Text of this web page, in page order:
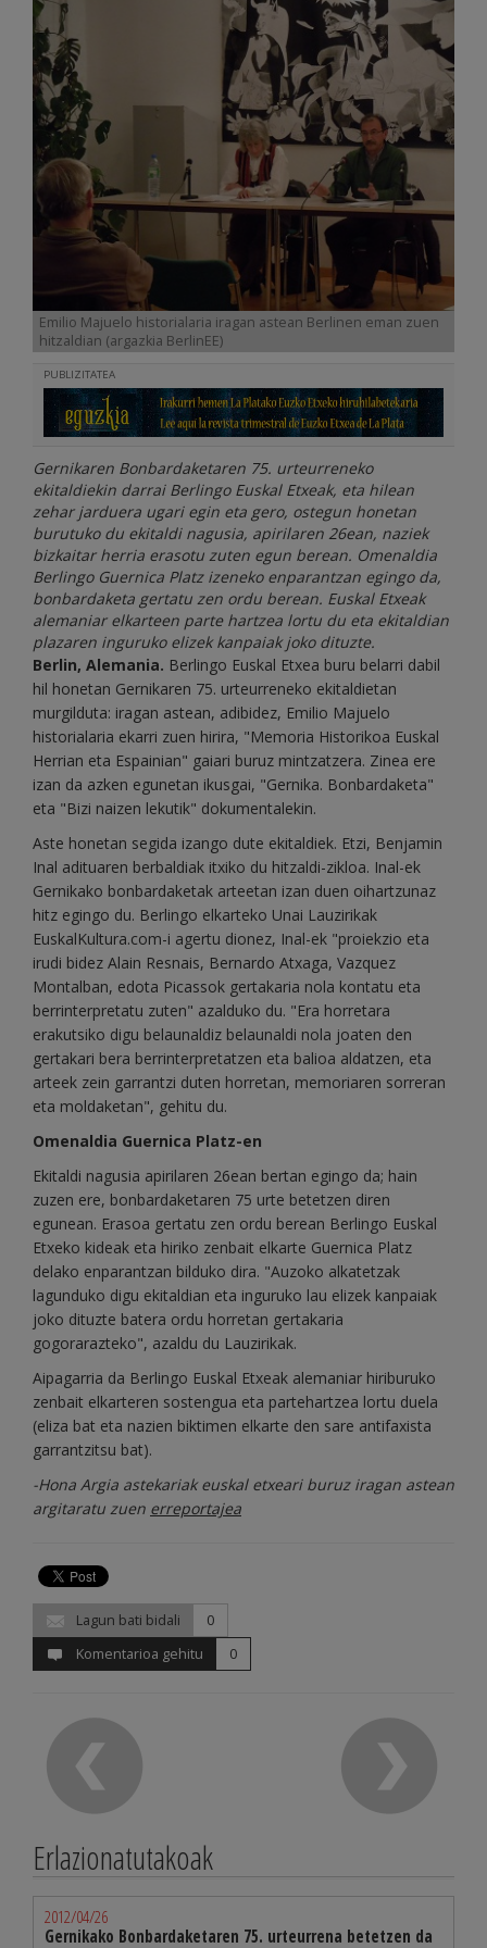
Emilio Majuelo historialaria iragan astean Berlinen eman zuen
hitzaldian (argazkia BerlinEE)
PUBLIZITATEA
Gernikaren Bonbardaketaren 75. urteurreneko
ekitaldiekin darrai Berlingo Euskal Etxeak, eta hilean
zehar jarduera ugari egin eta gero, ostegun honetan
burutuko du ekitaldi nagusia, apirilaren 26ean, naziek
bizkaitar herria erasotu zuten egun berean. Omenaldia
Berlingo Guernica Platz izeneko enparantzan egingo da,
bonbardaketa gertatu zen ordu berean. Euskal Etxeak
alemaniar elkarteen parte hartzea lortu du eta ekitaldian
plazaren inguruko elizek kanpaiak joko dituzte.
Berlin, Alemania. Berlingo Euskal Etxea buru belarri dabil
hil honetan Gernikaren 75. urteurreneko ekitaldietan
murgilduta: iragan astean, adibidez, Emilio Majuelo
historialaria ekarri zuen hirira, "Memoria Historikoa Euskal
Herrian eta Espainian" gaiari buruz mintzatzera. Zinea ere
izan da azken egunetan ikusgai, "Gernika. Bonbardaketa"
eta "Bizi naizen lekutik" dokumentalekin.
Aste honetan segida izango dute ekitaldiek. Etzi, Benjamin
Inal adituaren berbaldiak itxiko du hitzaldi-zikloa. Inal-ek
Gernikako bonbardaketak arteetan izan duen oihartzunaz
hitz egingo du. Berlingo elkarteko Unai Lauzirikak
EuskalKultura.com-i agertu dionez, Inal-ek "proiekzio eta
irudi bidez Alain Resnais, Bernardo Atxaga, Vazquez
Montalban, edota Picassok gertakaria nola kontatu eta
berrinterpretatu zuten" azalduko du. "Era horretara
erakutsiko digu belaunaldiz belaunaldi nola joaten den
gertakari bera berrinterpretatzen eta balioa aldatzen, eta
arteek zein garrantzi duten horretan, memoriaren sorreran
eta moldaketan", gehitu du.
Omenaldia Guernica Platz-en
Ekitaldi nagusia apirilaren 26ean bertan egingo da; hain
zuzen ere, bonbardaketaren 75 urte betetzen diren
egunean. Erasoa gertatu zen ordu berean Berlingo Euskal
Etxeko kideak eta hiriko zenbait elkarte Guernica Platz
delako enparantzan bilduko dira. "Auzoko alkatetzak
lagunduko digu ekitaldian eta inguruko lau elizek kanpaiak
joko dituzte batera ordu horretan gertakaria
gogorarazteko", azaldu du Lauzirikak.
Aipagarria da Berlingo Euskal Etxeak alemaniar hiriburuko
zenbait elkarteren sostengua eta partehartzea lortu duela
(eliza bat eta nazien biktimen elkarte den sare antifaxista
garrantzitsu bat).
-Hona Argia astekariak euskal etxeari buruz iragan astean
argitaratu zuen erreportajea
Lagun bati bidali
0
Komentarioa gehitu
0
Erlazionatutakoak
2012/04/26
Gernikako Bonbardaketaren 75. urteurrena betetzen da